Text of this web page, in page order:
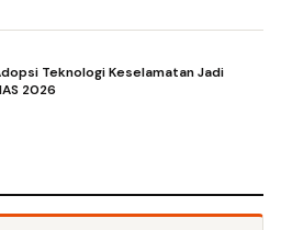
Teknologi Keselamatan Jadi
2026